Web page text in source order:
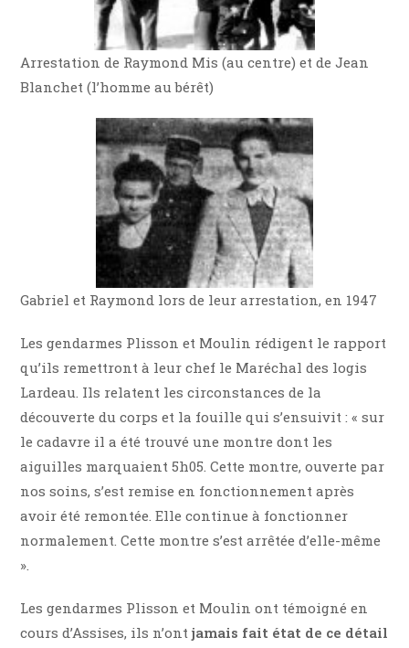
Arrestation de Raymond Mis (au centre) et de Jean
Blanchet (l’homme au bérêt)
Gabriel et Raymond lors de leur arrestation, en 1947
Les gendarmes Plisson et Moulin rédigent le rapport
qu’ils remettront à leur chef le Maréchal des logis
Lardeau. Ils relatent les circonstances de la
découverte du corps et la fouille qui s’ensuivit : « sur
le cadavre il a été trouvé une montre dont les
aiguilles marquaient 5h05. Cette montre, ouverte par
nos soins, s’est remise en fonctionnement après
avoir été remontée. Elle continue à fonctionner
normalement. Cette montre s’est arrêtée d’elle-même
».
Les gendarmes Plisson et Moulin ont témoigné en
cours d’Assises, ils n’ontjamais fait état de ce détail